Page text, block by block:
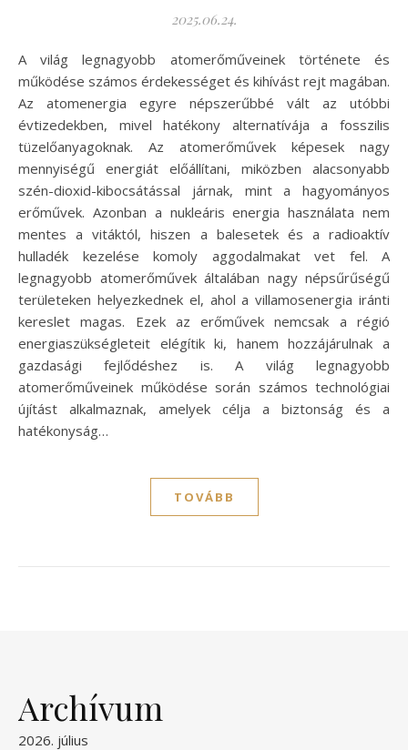
2025.06.24.
A világ legnagyobb atomerőműveinek története és
működése számos érdekességet és kihívást rejt magában.
Az atomenergia egyre népszerűbbé vált az utóbbi
évtizedekben, mivel hatékony alternatívája a fosszilis
tüzelőanyagoknak. Az atomerőművek képesek nagy
mennyiségű energiát előállítani, miközben alacsonyabb
szén-dioxid-kibocsátással járnak, mint a hagyományos
erőművek. Azonban a nukleáris energia használata nem
mentes a vitáktól, hiszen a balesetek és a radioaktív
hulladék kezelése komoly aggodalmakat vet fel. A
legnagyobb atomerőművek általában nagy népsűrűségű
területeken helyezkednek el, ahol a villamosenergia iránti
kereslet magas. Ezek az erőművek nemcsak a régió
energiaszükségleteit elégítik ki, hanem hozzájárulnak a
gazdasági fejlődéshez is. A világ legnagyobb
atomerőműveinek működése során számos technológiai
újítást alkalmaznak, amelyek célja a biztonság és a
hatékonyság…
TOVÁBB
Archívum
2026. július